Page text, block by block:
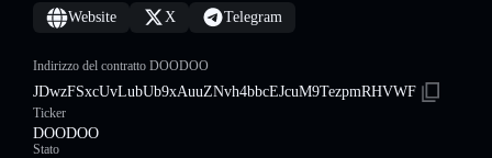
Website X Telegram
Indirizzo del contratto DOODOO
JDwzFSxcUvLubUb9xAuuZNvh4bbcEJcuM9TezpmRHVWF
Ticker
DOODOO
Stato